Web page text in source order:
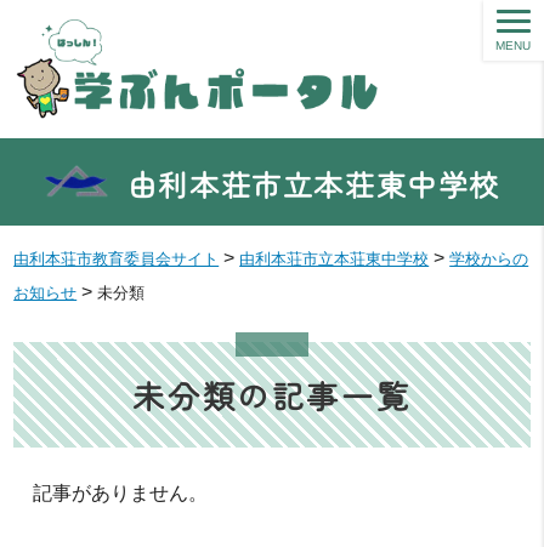
由利本荘市立本荘東中学校
MENU
由利本荘市教育委員会サイト > 由利本荘市立本荘東中学校 >学校からの
お知らせ >未分類
未分類の記事一覧
記事がありません。